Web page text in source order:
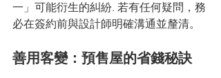
一」可能衍生的糾紛. 若有任何疑問，務
必在簽約前與設計師明確溝通並釐清。
善用客變：預售屋的省錢秘訣